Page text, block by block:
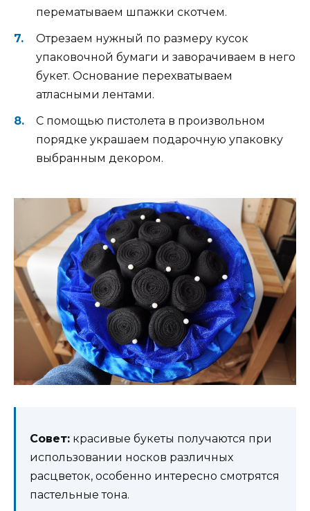
перематываем шпажки скотчем.
Отрезаем нужный по размеру кусок
упаковочной бумаги и заворачиваем в него
букет. Основание перехватываем
атласными лентами.
С помощью пистолета в произвольном
порядке украшаем подарочную упаковку
выбранным декором.
Совет: красивые букеты получаются при
использовании носков различных
расцветок, особенно интересно смотрятся
пастельные тона.